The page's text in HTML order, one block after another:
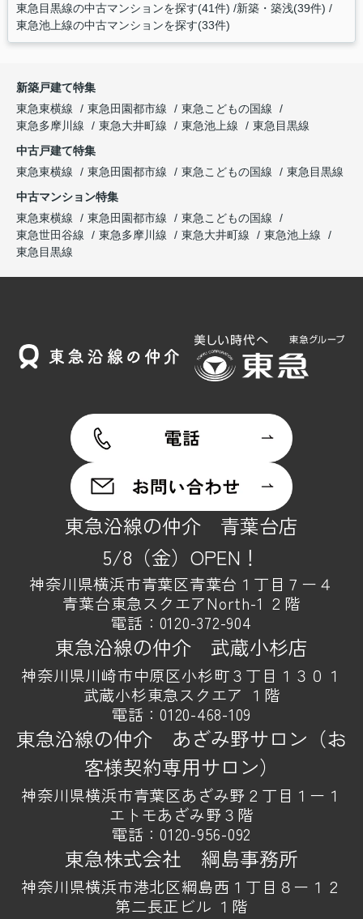
東急目黒線の中古マンションを探す(41件) 新築・築浅(39件)
東急池上線の中古マンションを探す(33件)
新築戸建て特集
東急東横線
東急田園都市線
東急こどもの国線
東急多摩川線
東急大井町線 東急池上線
東急目黒線
中古戸建て特集
東急東横線
東急田園都市線 東急こどもの国線
東急目黒線
中古マンション特集
東急東横線
東急田園都市線
東急こどもの国線
東急世田谷線
東急多摩川線 東急大井町線
東急池上線
東急目黒線
東急沿線の仲介 青葉台店
5/8（金）OPEN！
神奈川県横浜市青葉区青葉台１丁目７ー４
青葉台東急スクエアNorth-1 ２階
電話： 0120-372-904
東急沿線の仲介 武蔵小杉店
神奈川県川崎市中原区小杉町３丁目１３０１
武蔵小杉東急スクエア １階
電話：0120-468-109
東急沿線の仲介 あざみ野サロン（お
客様契約専用サロン）
神奈川県横浜市青葉区あざみ野２丁目１ー１
エトモあざみ野３階
電話：0120-956-092
東急株式会社 綱島事務所
神奈川県横浜市港北区綱島西１丁目８ー１２
第二長正ビル １階